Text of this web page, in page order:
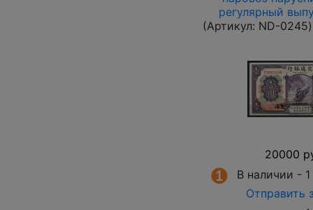
регулярный
(Артикул: ND-0245)
20000
В наличии - 1
Отправить